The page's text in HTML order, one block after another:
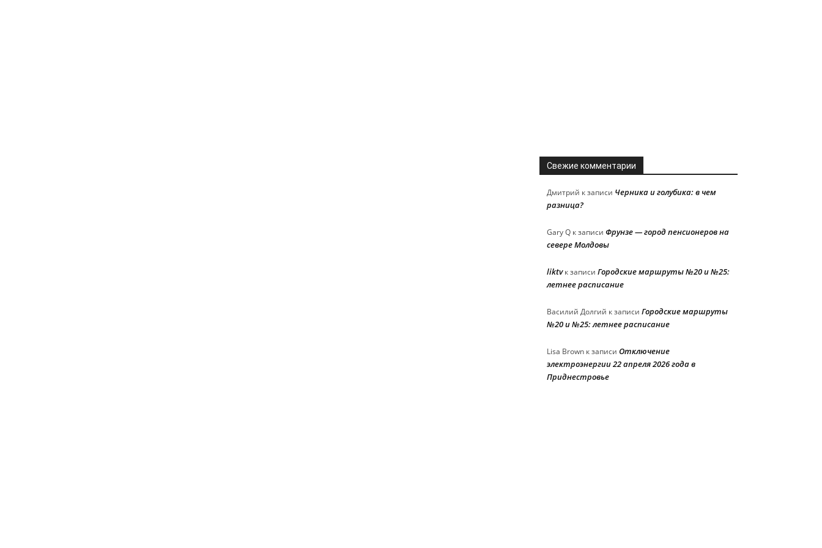
Свежие комментарии
Дмитрий к записи Черника и голубика: в чем
разница?
Gary Q к записи Фрунзе — город пенсионеров на
севере Молдовы
liktvк записи Городские маршруты №20 и №25:
летнее расписание
Василий Долгий к записи Городские маршруты
№20 и №25: летнее расписание
Lisa Brown к записи Отключение
электроэнергии 22 апреля 2026 года в
Приднестровье